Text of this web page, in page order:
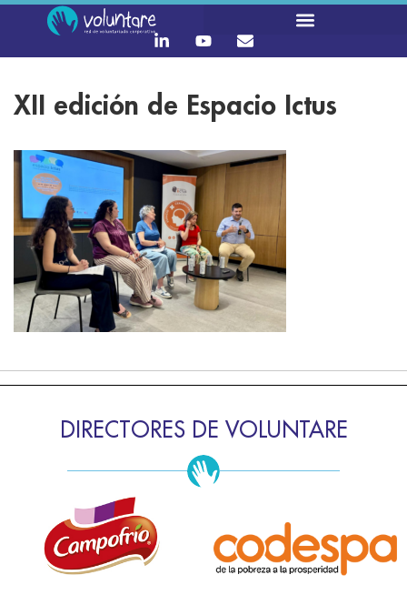
XII edición de Espacio Ictus
DIRECTORES DE VOLUNTARE